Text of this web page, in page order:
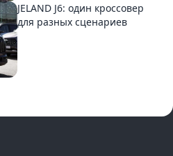
JELAND J6: один кроссовер
для разных сценариев